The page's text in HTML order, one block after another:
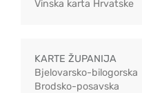
Vinska karta Hrvatske
KARTE ŽUPANIJA
Bjelovarsko-bilogorska
Brodsko-posavska